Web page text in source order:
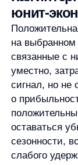
Главное
от качества
больше
вывод.